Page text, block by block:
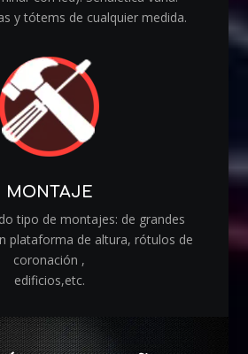
y tótems de cualquier medida.
MONTAJE
tipo de montajes: de grandes
plataforma de altura, rótulos de
coronación ,
edificios,etc.